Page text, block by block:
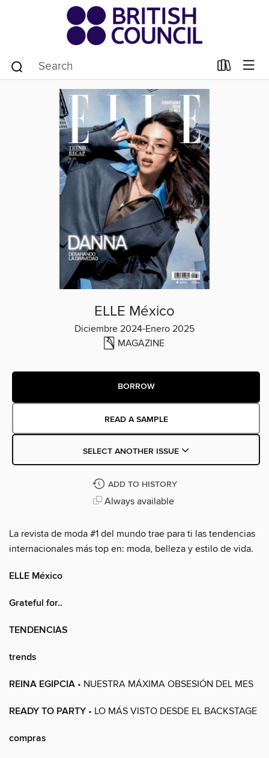
ELLE México
Diciembre 2024-Enero 2025
MAGAZINE
BORROW
READ A SAMPLE
SELECT ANOTHER ISSUE
ADD TO HISTORY
Always available
La revista de moda #1 del mundo trae para ti las tendencias
internacionales más top en: moda, belleza y estilo de vida.
ELLE México
Grateful for..
TENDENCIAS
trends
REINA EGIPCIA • NUESTRA MÁXIMA OBSESIÓN DEL MES
READY TO PARTY • LO MÁS VISTO DESDE EL BACKSTAGE
compras